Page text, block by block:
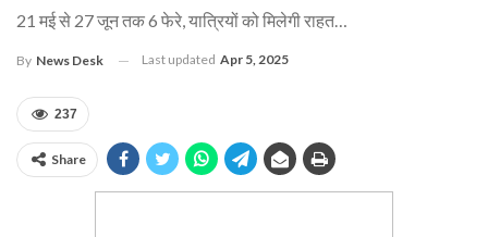
21 मई से 27 जून तक 6 फेरे, यात्रियों को मिलेगी राहत…
By News Desk Last updated Apr 5, 2025
237
Share